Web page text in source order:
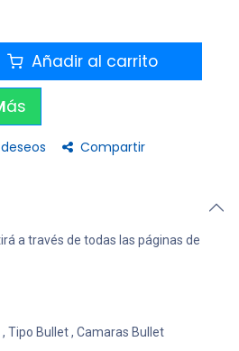
Añadir al carrito
ás
Compartir
a través de todas las páginas de
, Tipo Bullet, Camaras Bullet